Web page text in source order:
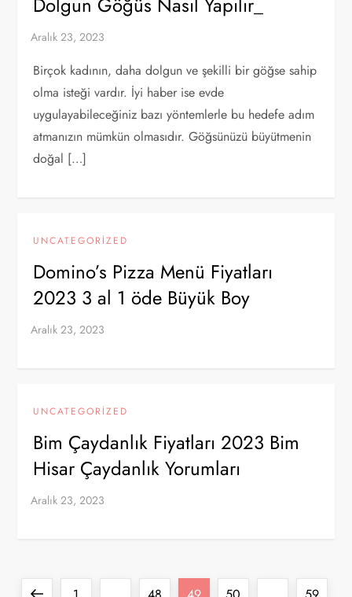
Birçok kadının, daha dolgun ve şekilli bir göğse sahip
olma isteği vardır. İyi haber ise evde
uygulayabileceğiniz bazı yöntemlerle bu hedefe adım
atmanızın mümkün olmasıdır. Göğsünüzü büyütmenin
doğal […]
UNCATEGORIZED
Domino’s Pizza Menü Fiyatları
2023 3 al 1 öde Büyük Boy
UNCATEGORIZED
Bim Çaydanlık Fiyatları 2023 Bim
Hisar Çaydanlık Yorumları